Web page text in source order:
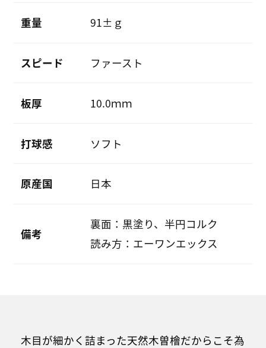
重量 91±ｇ
スピード ファースト
板厚 10.0ｍｍ
打球感 ソフト
原産国 日本
備考
裏面：黒塗り、半円コルク
読み方：エーワンエックス
木目が細かく詰まった天然木曽檜だからこそ為